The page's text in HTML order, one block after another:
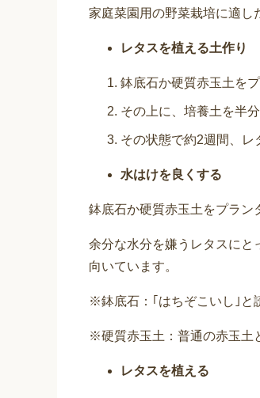
家庭菜園用の野菜栽培に適し
レタスを植える土作り
鉢底石か硬質赤玉土を
その上に、培養土を半
その状態で約2週間、レ
水はけを良くする
鉢底石か硬質赤玉土をプラン
余分な水分を嫌うレタスにと
向いています。
※鉢底石：｢はちぞこいし｣と
※硬質赤玉土：普通の赤玉土
レタスを植える